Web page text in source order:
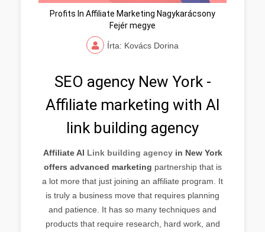
Profits In Affiliate Marketing Nagykarácsony
Fejér megye
Írta: Kovács Dorina
SEO agency New York -
Affiliate marketing with AI
link building agency
Affiliate AI Link building agencyin New York
offers advanced marketing partnership that is
a lot more that just joining an affiliate program. It
is truly a business move that requires planning
and patience. It has so many techniques and
products that require research, hard work, and